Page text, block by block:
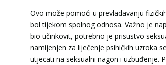
Ovo može pomoći u prevladavanju
bol tijekom spolnog odnosa. Važno je
bio učinkovit, potrebno je prisustvo
namijenjen za liječenje psihičkih uzroka
utjecati na seksualni nagon i uzbuđenje.